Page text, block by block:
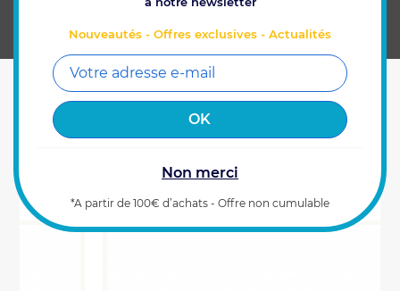
VOUS AIMEREZ AUSSI
CARACTÉRISTIQUES
angulaires dans les produits associés.
Nouveautés - Offres exclusives - Actualités
Non merci
*A partir de 100€ d’achats - Offre non cumulable